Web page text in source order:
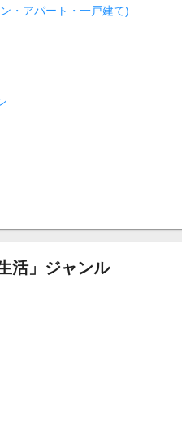
・アパート・一戸建て)
活」ジャンル